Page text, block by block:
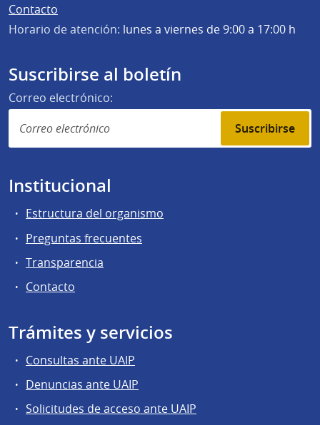
Contacto
Horario de atención: lunes a viernes de 9:00 a 17:00 h
Suscribirse al boletín
Correo electrónico:
Suscribirse
Institucional
Estructura del organismo
Preguntas frecuentes
Transparencia
Contacto
Trámites y servicios
Consultas ante UAIP
Denuncias ante UAIP
Solicitudes de acceso ante UAIP